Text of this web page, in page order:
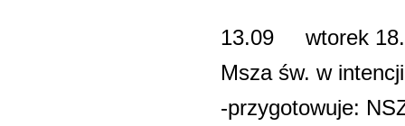
13.09 wtorek
Msza św. w
-przygotowuje: